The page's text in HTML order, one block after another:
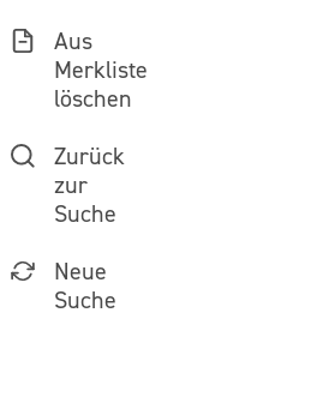
Aus
Merkliste
löschen
Zurück
zur
Suche
Neue
Suche